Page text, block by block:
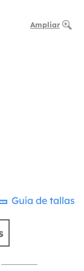
Ampliar
Guía de tallas